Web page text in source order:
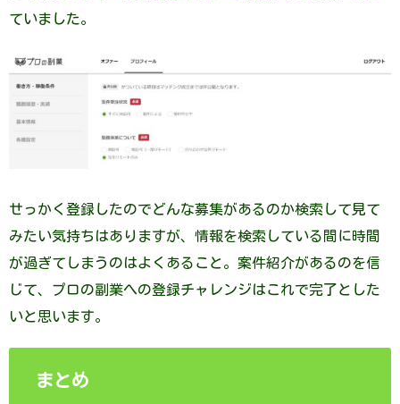
ていました。
せっかく登録したのでどんな募集があるのか検索して見て
みたい気持ちはありますが、情報を検索している間に時間
が過ぎてしまうのはよくあること。案件紹介があるのを信
じて、プロの副業への登録チャレンジはこれで完了とした
いと思います。
まとめ